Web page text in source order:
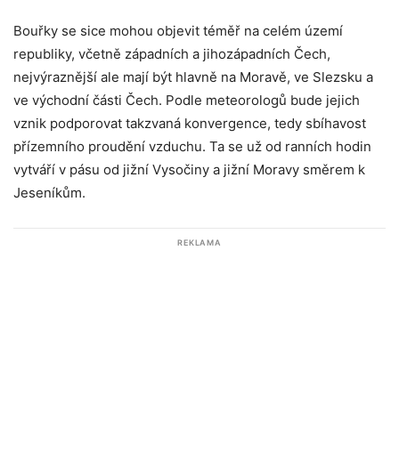
Bouřky se sice mohou objevit téměř na celém území
republiky, včetně západních a jihozápadních Čech,
nejvýraznější ale mají být hlavně na Moravě, ve Slezsku a
ve východní části Čech. Podle meteorologů bude jejich
vznik podporovat takzvaná konvergence, tedy sbíhavost
přízemního proudění vzduchu. Ta se už od ranních hodin
vytváří v pásu od jižní Vysočiny a jižní Moravy směrem k
Jeseníkům.
REKLAMA